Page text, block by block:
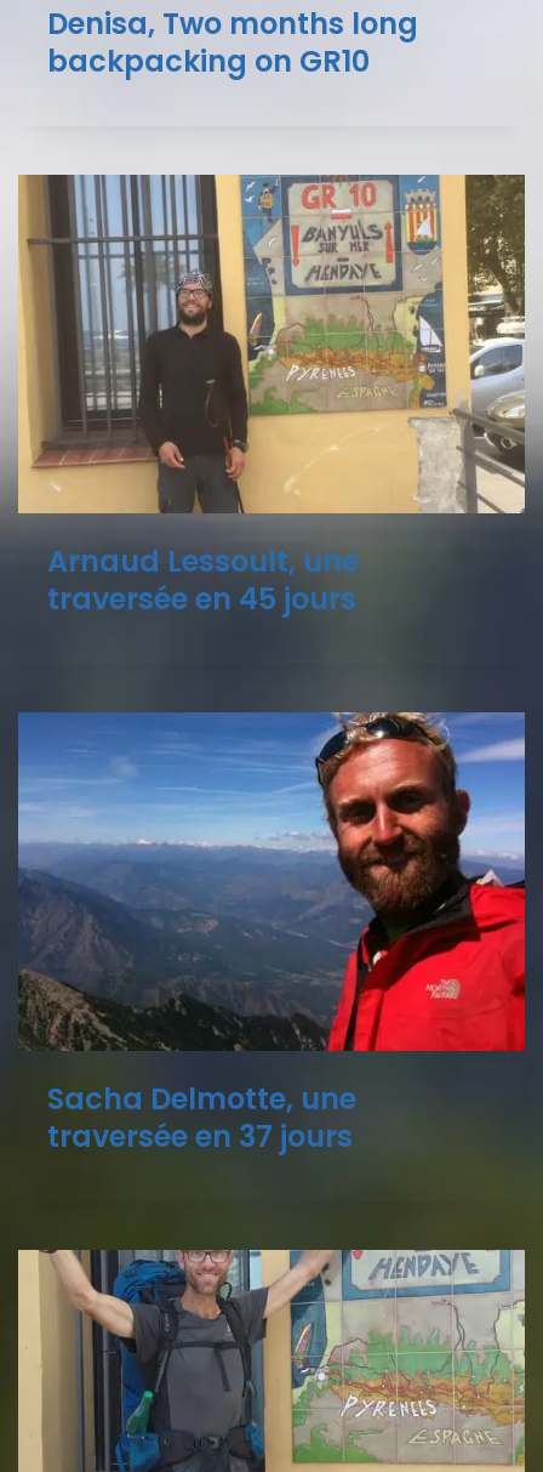
Denisa, Two months long
backpacking on GR10
Arnaud Lessoult, une
traversée en 45 jours
Sacha Delmotte, une
traversée en 37 jours